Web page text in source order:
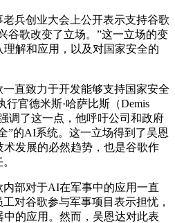
兵创业大会上公开表示支持谷歌
谷歌改变了立场。”这一立场的变
解和应用，以及对国家安全的
直致力于开发能够支持国家安全
行官德米斯·哈萨比斯（Demis
调了这一点，他呼吁公司和政府
”的AI系统。这一立场得到了吴恩
发展的必然趋势，也是谷歌作
部对于AI在军事中的应用一直
对谷歌参与军事项目表示担忧，
的应用。然而，吴恩达对此表